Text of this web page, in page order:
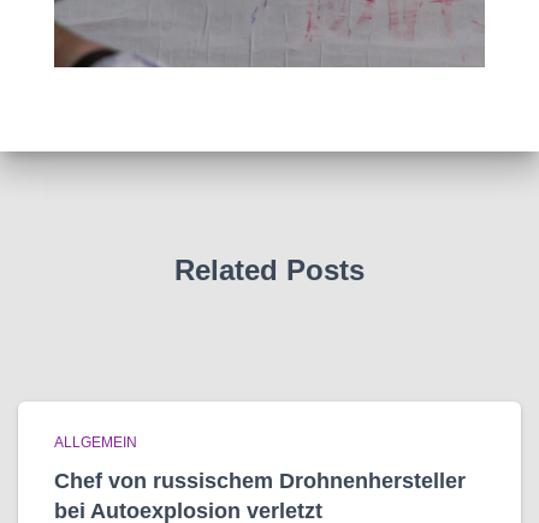
Related Posts
ALLGEMEIN
Chef von russischem Drohnenhersteller
bei Autoexplosion verletzt